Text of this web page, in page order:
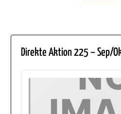
Direkte Aktion 225 – Sep/